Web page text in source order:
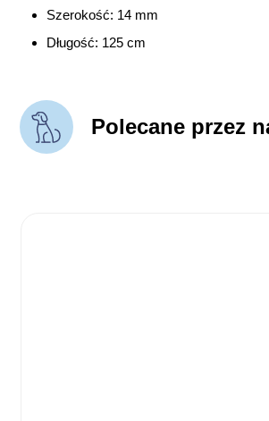
Szerokość: 14 mm
Długość: 125 cm
Polecane przez